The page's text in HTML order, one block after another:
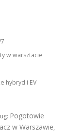
w warsztacie
hybryd i EV
Pogotowie
w Warszawie,